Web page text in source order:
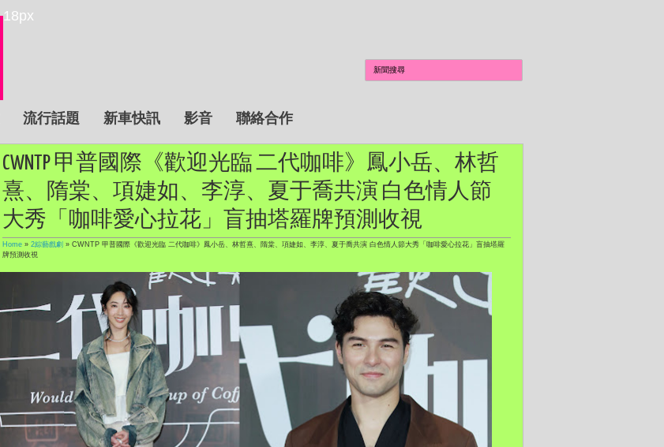
18px
流行話題 新車快訊 影音 聯絡合作
CWNTP 甲普國際《歡迎光臨 二代咖啡》鳳小岳、林哲
熹、隋棠、項婕如、李淳、夏于喬共演 白色情人節
大秀「咖啡愛心拉花」盲抽塔羅牌預測收視
Home » 2綜藝戲劇 » CWNTP 甲普國際《歡迎光臨 二代咖啡》鳳小岳、林哲熹、隋棠、項婕如、李淳、夏于喬共演 白色情人節大秀「咖啡愛心拉花」盲抽塔羅
牌預測收視